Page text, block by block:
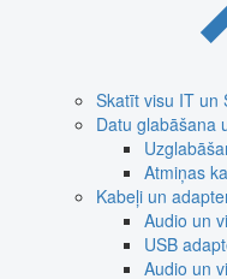
Skatīt visu IT un
Datu glabāšana
Atmiņas
Kabeļi un
Audio un
USB
Audio un